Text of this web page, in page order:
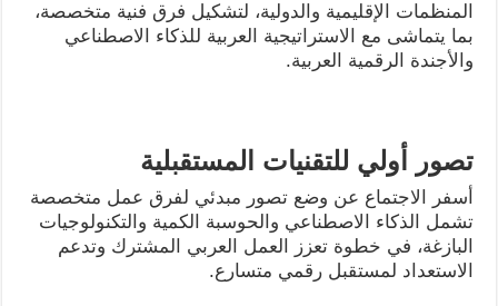
المنظمات الإقليمية والدولية، لتشكيل فرق فنية متخصصة،
بما يتماشى مع الاستراتيجية العربية للذكاء الاصطناعي
والأجندة الرقمية العربية.
تصور أولي للتقنيات المستقبلية
أسفر الاجتماع عن وضع تصور مبدئي لفرق عمل متخصصة
تشمل الذكاء الاصطناعي والحوسبة الكمية والتكنولوجيات
البازغة، في خطوة تعزز العمل العربي المشترك وتدعم
الاستعداد لمستقبل رقمي متسارع.